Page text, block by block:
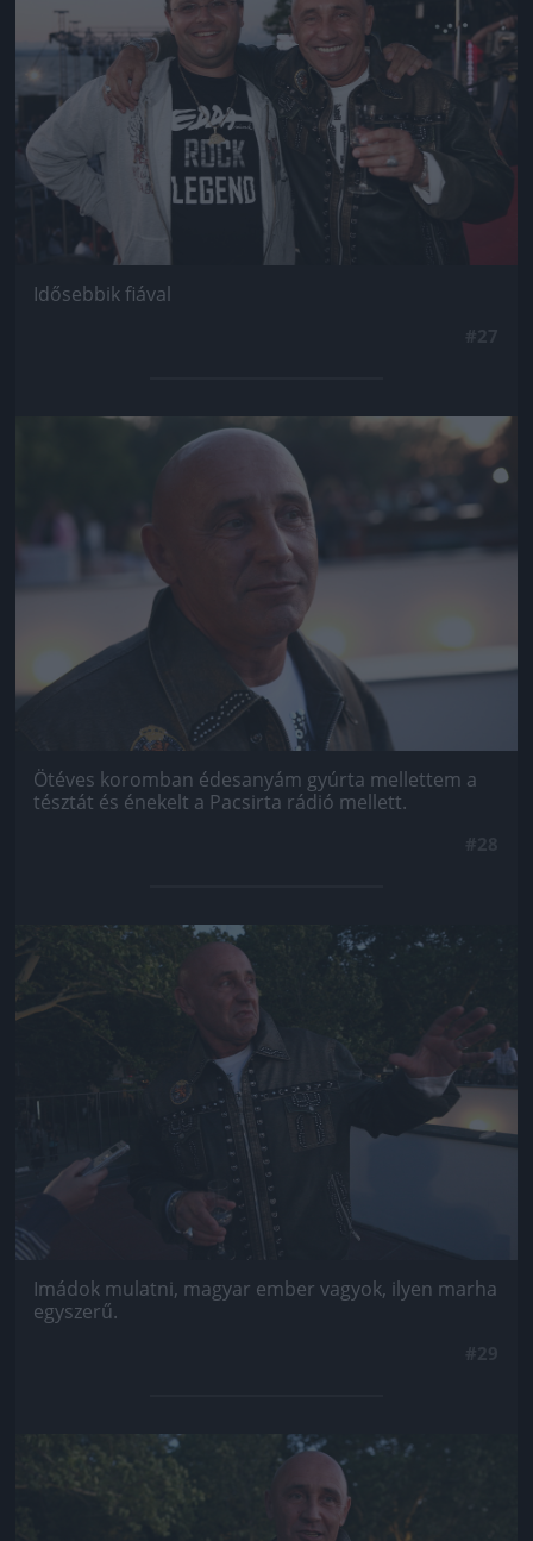
Idősebbik fiával
Jön még kép!
Ötéves koromban édesanyám gyúrta mellettem a
tésztát és énekelt a Pacsirta rádió mellett.
Jön még kép!
Imádok mulatni, magyar ember vagyok, ilyen marha
egyszerű.
Jön még kép!